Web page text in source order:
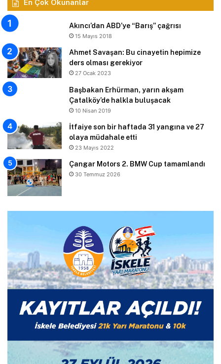
En Çok Okunanlar
Akıncı’dan ABD’ye “Barış” çağrısı
15 Mayıs 2018
Ahmet Savaşan: Bu cinayetin hepimize
ders olması gerekiyor
27 Ocak 2023
Başbakan Erhürman, yarın akşam
Çatalköy’de halkla buluşacak
10 Nisan 2019
İtfaiye son bir haftada 31 yangına ve 27
olaya müdahale etti
23 Mayıs 2022
Çangar Motors 2. BMW Cup tamamlandı
30 Temmuz 2026